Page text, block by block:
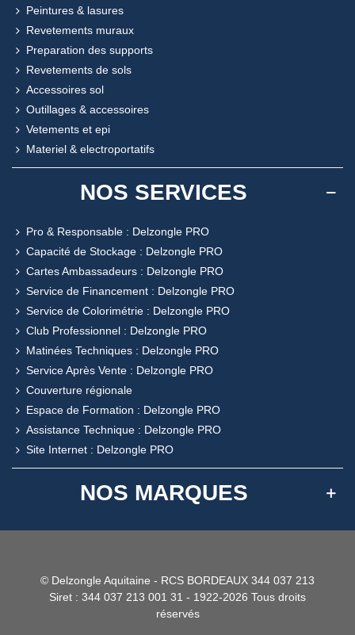
Peintures & lasures
Revetements muraux
Preparation des supports
Revetements de sols
Accessoires sol
Outillages & accessoires
Vetements et epi
Materiel & electroportatifs
NOS SERVICES
Pro & Responsable : Delzongle PRO
Capacité de Stockage : Delzongle PRO
Cartes Ambassadeurs : Delzongle PRO
Service de Financement : Delzongle PRO
Service de Colorimétrie : Delzongle PRO
Club Professionnel : Delzongle PRO
Matinées Techniques : Delzongle PRO
Service Après Vente : Delzongle PRO
Couverture régionale
Espace de Formation : Delzongle PRO
Assistance Technique : Delzongle PRO
Site Internet : Delzongle PRO
NOS MARQUES
© Delzongle Aquitaine - RCS BORDEAUX 344 037 213
Siret : 344 037 213 001 31 - 1922-2026 Tous droits
réservés